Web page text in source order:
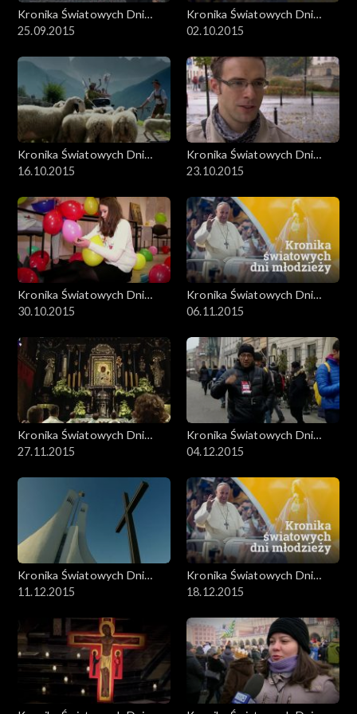
Kronika Światowych Dni
Młodzieży
25.09.2015
Kronika Światowych Dni
Młodzieży
02.10.2015
Kronika Światowych Dni
Młodzieży
16.10.2015
Kronika Światowych Dni
Młodzieży
23.10.2015
Kronika Światowych Dni
Młodzieży
30.10.2015
Kronika Światowych Dni
Młodzieży
06.11.2015
Kronika Światowych Dni
Młodzieży
27.11.2015
Kronika Światowych Dni
Młodzieży
04.12.2015
Kronika Światowych Dni
Młodzieży
11.12.2015
Kronika Światowych Dni
Młodzieży
18.12.2015